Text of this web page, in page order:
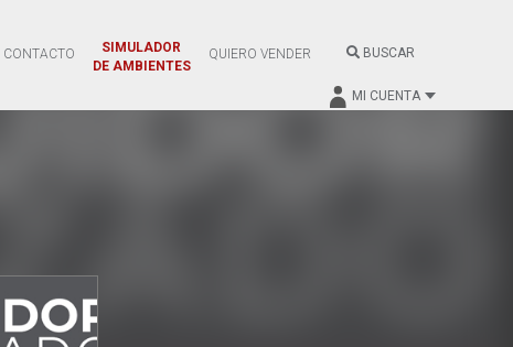
CONTACTO
SIMULADOR
DE AMBIENTES
QUIERO VENDER BUSCAR
MI CUENTA